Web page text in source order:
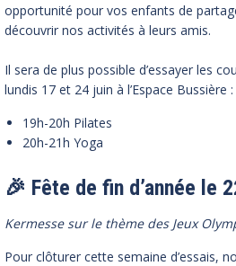
opportunité pour vos enfants de
découvrir nos activités à leurs amis.
Il sera de plus possible d’essayer les
lundis 17 et 24 juin à l’Espace Bussière :
19h-20h Pilates
20h-21h Yoga
🎉 Fête de fin d’année le
Kermesse sur le thème des Jeux
Pour clôturer cette semaine d’essais,